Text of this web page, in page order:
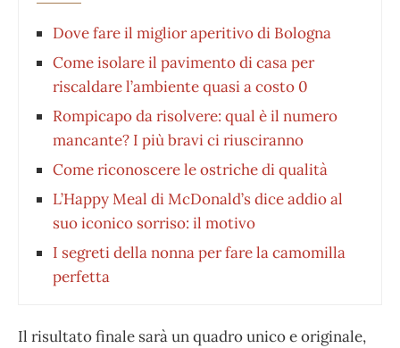
Dove fare il miglior aperitivo di Bologna
Come isolare il pavimento di casa per
riscaldare l’ambiente quasi a costo 0
Rompicapo da risolvere: qual è il numero
mancante? I più bravi ci riusciranno
Come riconoscere le ostriche di qualità
L’Happy Meal di McDonald’s dice addio al
suo iconico sorriso: il motivo
I segreti della nonna per fare la camomilla
perfetta
Il risultato finale sarà un quadro unico e originale,